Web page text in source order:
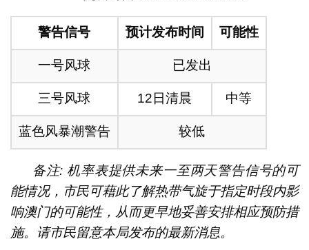
警告信号 预计发布时间 可能性
一号风球 已发出
三号风球 12日清晨 中等
蓝色风暴潮警告 较低
备注: 机率表提供未来一至两天警告信号的可
能情况，市民可藉此了解热带气旋于指定时段内影
响澳门的可能性，从而更早地妥善安排相应预防措
施。请市民留意本局发布的最新消息。